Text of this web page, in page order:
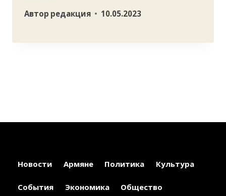
Автор редакция 10.05.2023
Новости Армяне Политика Культура
События Экономика Общество